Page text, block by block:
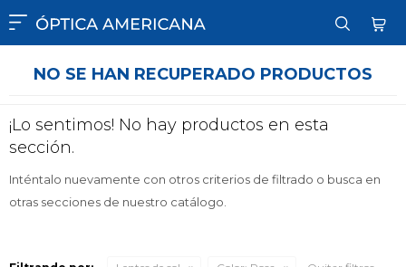

NO SE HAN RECUPERADO PRODUCTOS
¡Lo sentimos! No hay productos en esta
sección.
Inténtalo nuevamente con otros criterios de filtrado o busca en
otras secciones de nuestro catálogo.